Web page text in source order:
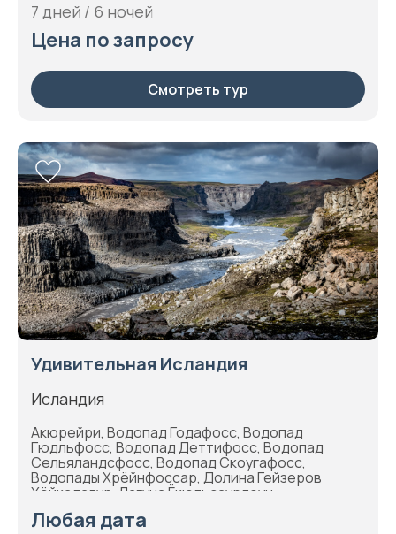
7 дней / 6 ночей
Цена по запросу
Смотреть тур
Удивительная Исландия
Исландия
Акюрейри, Водопад Годафосс, Водопад
Гюдльфосс, Водопад Деттифосс, Водопад
Сельяландсфосс, Водопад Скоугафосс,
Водопады Хрёйнфоссар, Долина Гейзеров
Хёйкадалур, Лагуна Ёкюльсаурлоун,
Национальный парк Скафтафетль,
Национальный парк Тингвеллир, Озеро Миватн,
Любая дата